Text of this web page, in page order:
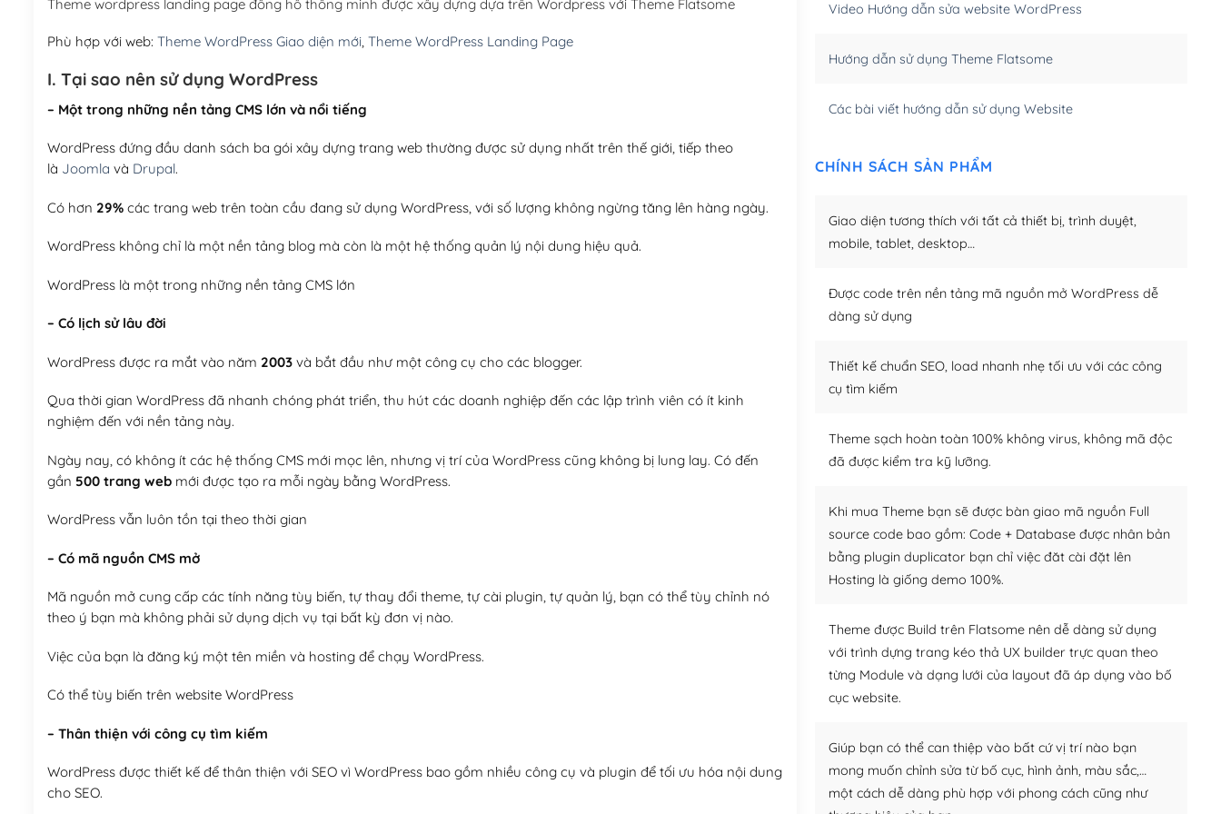
(+950,000₫)
Theme wordpress landing page đồng hồ thông minh được xây dựng dựa trên Wordpress với Theme Flatsome
Phù hợp với web: Theme WordPress Giao diện mới, Theme WordPress Landing Page
I. Tại sao nên sử dụng WordPress
– Một trong những nền tảng CMS lớn và nổi tiếng
WordPress đứng đầu danh sách ba gói xây dựng trang web thường được sử dụng nhất trên thế giới, tiếp theo
là Joomla và Drupal.
Có hơn 29%các trang web trên toàn cầu đang sử dụng WordPress, với số lượng không ngừng tăng lên hàng ngày.
WordPress không chỉ là một nền tảng blog mà còn là một hệ thống quản lý nội dung hiệu quả.
WordPress là một trong những nền tảng CMS lớn
– Có lịch sử lâu đời
WordPress được ra mắt vào năm 2003và bắt đầu như một công cụ cho các blogger.
Qua thời gian WordPress đã nhanh chóng phát triển, thu hút các doanh nghiệp đến các lập trình viên có ít kinh
nghiệm đến với nền tảng này.
Ngày nay, có không ít các hệ thống CMS mới mọc lên, nhưng vị trí của WordPress cũng không bị lung lay. Có đến
gần 500 trang webmới được tạo ra mỗi ngày bằng WordPress.
WordPress vẫn luôn tồn tại theo thời gian
– Có mã nguồn CMS mở
Mã nguồn mở cung cấp các tính năng tùy biến, tự thay đổi theme, tự cài plugin, tự quản lý, bạn có thể tùy chỉnh nó
theo ý bạn mà không phải sử dụng dịch vụ tại bất kỳ đơn vị nào.
Việc của bạn là đăng ký một tên miền và hosting để chạy WordPress.
Có thể tùy biến trên website WordPress
– Thân thiện với công cụ tìm kiếm
WordPress được thiết kế để thân thiện với SEO vì WordPress bao gồm nhiều công cụ và plugin để tối ưu hóa nội dung
cho SEO.
Video Hướng dẫn sửa website WordPress
Hướng dẫn sử dụng Theme Flatsome
Các bài viết hướng dẫn sử dụng Website
CHÍNH SÁCH SẢN PHẨM
Giao diện tương thích với tất cả thiết bị, trình duyệt,
mobile, tablet, desktop…
Được code trên nền tảng mã nguồn mở WordPress dễ
dàng sử dụng
Thiết kế chuẩn SEO, load nhanh nhẹ tối ưu với các công
cụ tìm kiếm
Theme sạch hoàn toàn 100% không virus, không mã độc
đã được kiểm tra kỹ lưỡng.
Khi mua Theme bạn sẽ được bàn giao mã nguồn Full
source code bao gồm: Code + Database được nhân bản
bằng plugin duplicator bạn chỉ việc đăt cài đặt lên
Hosting là giống demo 100%.
Theme được Build trên Flatsome nên dễ dàng sử dụng
với trình dựng trang kéo thả UX builder trực quan theo
từng Module và dạng lưới của layout đã áp dụng vào bố
cục website.
Giúp bạn có thể can thiệp vào bất cứ vị trí nào bạn
mong muốn chỉnh sửa từ bố cục, hình ảnh, màu sắc,…
một cách dễ dàng phù hợp với phong cách cũng như